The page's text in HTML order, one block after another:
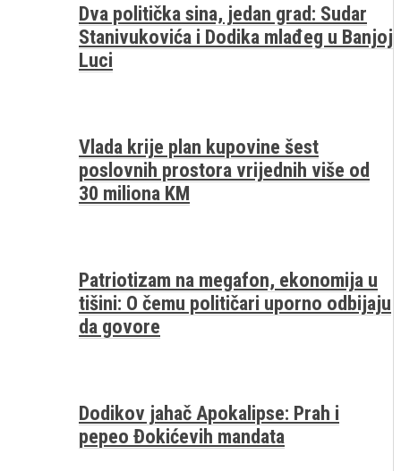
Dva politička sina, jedan grad: Sudar
Stanivukovića i Dodika mlađeg u Banjoj
Luci
Vlada krije plan kupovine šest
poslovnih prostora vrijednih više od
30 miliona KM
Patriotizam na megafon, ekonomija u
tišini: O čemu političari uporno odbijaju
da govore
Dodikov jahač Apokalipse: Prah i
pepeo Đokićevih mandata